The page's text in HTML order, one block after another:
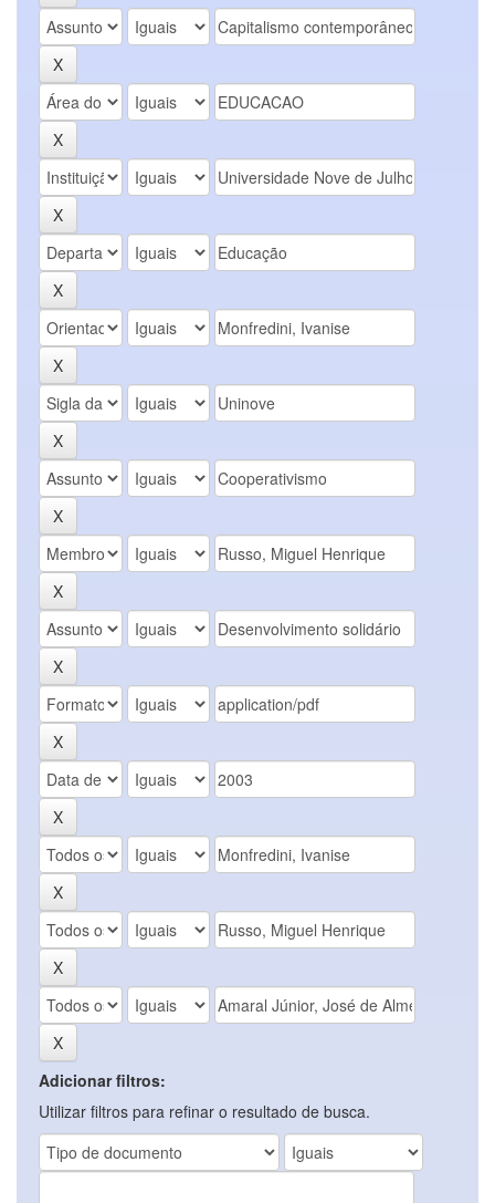
Adicionar filtros:
Utilizar filtros para refinar o resultado de busca.